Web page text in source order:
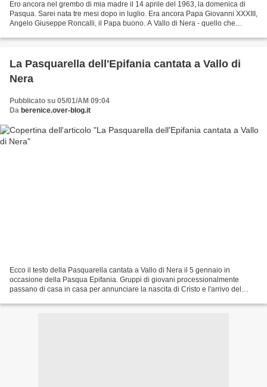
Ero ancora nel grembo di mia madre il 14 aprile del 1963, la domenica di
Pasqua. Sarei nata tre mesi dopo in luglio. Era ancora Papa Giovanni XXXIII,
Angelo Giuseppe Roncalli, il Papa buono. A Vallo di Nera - quello che
La Pasquarella dell'Epifania cantata a Vallo di
Nera
Pubblicato su 05/01/AM 09:04
Da berenice.over-blog.it
Ecco il testo della Pasquarella cantata a Vallo di Nera il 5 gennaio in
occasione della Pasqua Epifania. Gruppi di giovani processionalmente
passano di casa in casa per annunciare la nascita di Cristo e l'arrivo del